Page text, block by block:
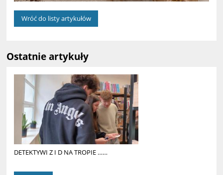
Wróć do listy artykułów
Ostatnie artykuły
DETEKTYWI Z I D NA TROPIE ……